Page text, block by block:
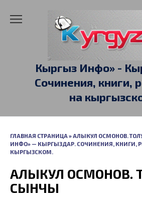
Кыргыз Инфо» -
Сочинения, книги,
на
ГЛАВНАЯ СТРАНИЦА»АЛЫКУЛ ОСМОНОВ.
ИНФО» — КЫРГЫЗДАР. СОЧИНЕНИЯ, КНИГИ,
КЫРГЫЗСКОМ.
АЛЫКУЛ ОСМОНОВ.
СЫНЧЫ